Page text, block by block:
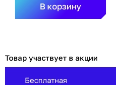
В корзину
Товар участвует в акции
Бесплатная